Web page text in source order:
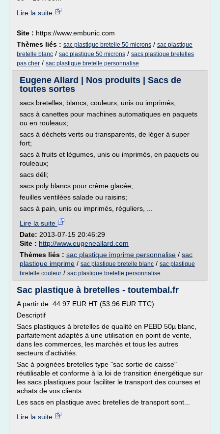
Lire la suite
Site : https://www.embunic.com
Thèmes liés : sac plastique bretelle 50 microns / sac plastique
bretelle blanc / sac plastique 50 microns / sacs plastique bretelles
pas cher / sac plastique bretelle personnalise
Eugene Allard | Nos produits | Sacs de
toutes sortes
sacs bretelles, blancs, couleurs, unis ou imprimés;
sacs à canettes pour machines automatiques en paquets
ou en rouleaux;
sacs à déchets verts ou transparents, de léger à super
fort;
sacs à fruits et légumes, unis ou imprimés, en paquets ou
rouleaux;
sacs déli;
sacs poly blancs pour crème glacée;
feuilles ventilées salade ou raisins;
sacs à pain, unis ou imprimés, réguliers, ...
Lire la suite
Date: 2013-07-15 20:46:29
Site : http://www.eugeneallard.com
Thèmes liés : sac plastique imprime personnalise / sac
plastique imprime / sac plastique bretelle blanc / sac plastique
bretelle couleur / sac plastique bretelle personnalise
Sac plastique à bretelles - toutembal.fr
A partir de 44.97 EUR HT (53.96 EUR TTC)
Descriptif
Sacs plastiques à bretelles de qualité en PEBD 50µ blanc,
parfaitement adaptés à une utilisation en point de vente,
dans les commerces, les marchés et tous les autres
secteurs d'activités.
Sac à poignées bretelles type "sac sortie de caisse"
réutilisable et conforme à la loi de transition énergétique sur
les sacs plastiques pour faciliter le transport des courses et
achats de vos clients.
Les sacs en plastique avec bretelles de transport sont...
Lire la suite